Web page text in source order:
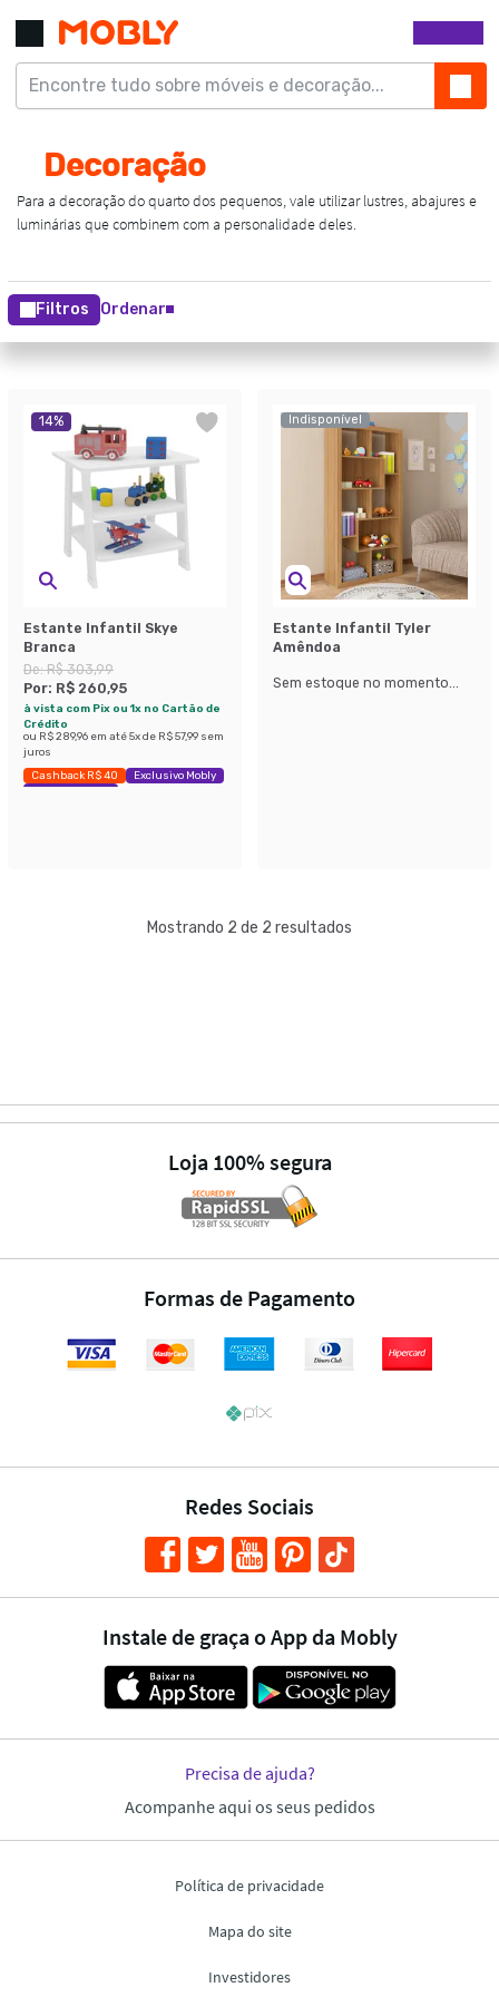
Filtros Ordenar
14%
Estante Infantil Skye
Branca
De:R$ 303,99
Por: R$ 260,95
à vista com Pix ou 1x no Cartão de
Crédito
ou R$ 289,96 em até5x de R$ 57,99 sem
juros
Cashback R$ 40
Exclusivo Mobly
Economize 14%
Indisponível
Estante Infantil Tyler
Amêndoa
Sem estoque no momento...
Mostrando 2 de 2 resultados